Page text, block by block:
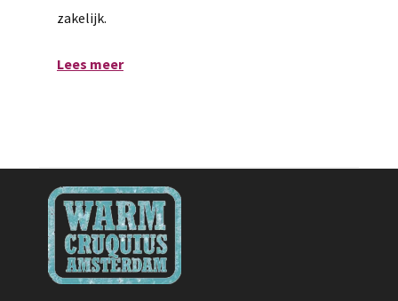
zakelijk.
Lees meer